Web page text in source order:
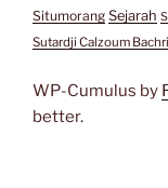
Situmorang Sejarah
Sutardji Calzoum Bachri
WP-Cumulus by
better.